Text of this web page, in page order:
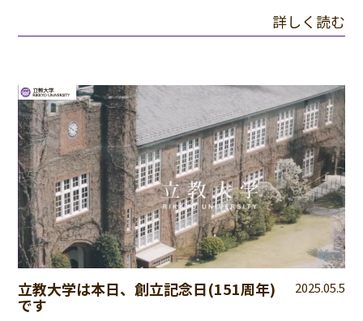
詳しく読む
立教大学は本日、創立記念日(151周年)
です
2025.05.5